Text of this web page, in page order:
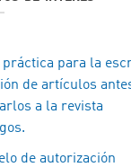
práctica para la
de artículos
a la revista
de autorización